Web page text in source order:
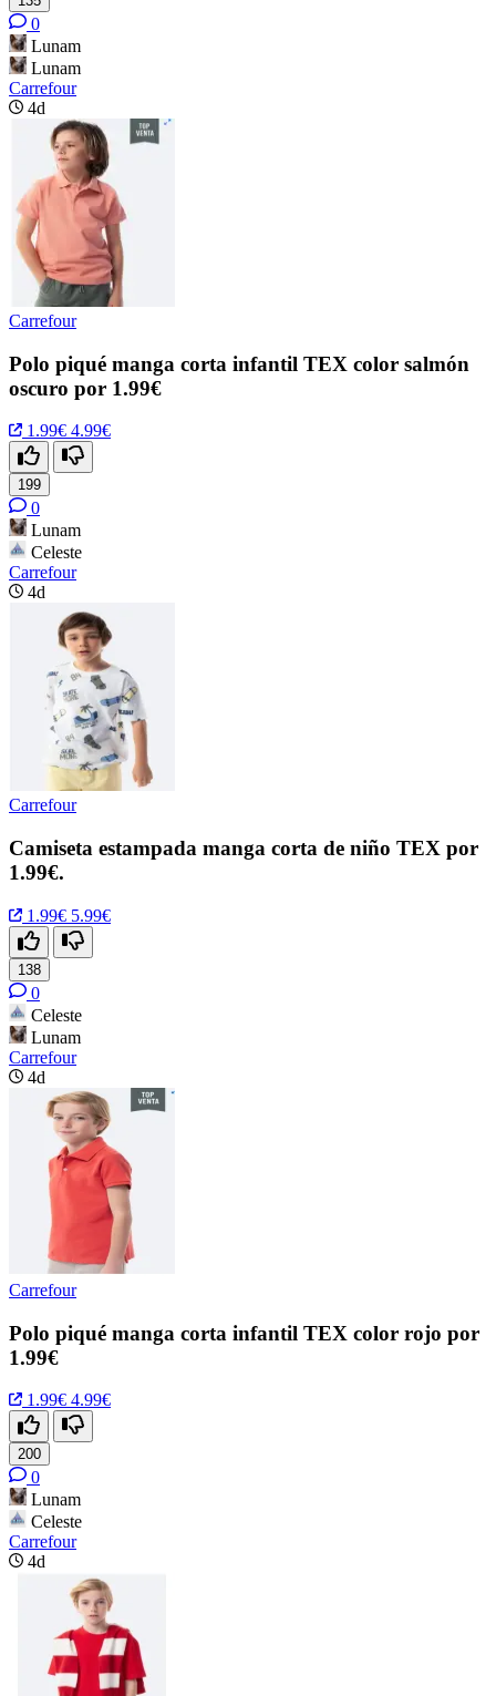
0
Lunam
Lunam
Carrefour
4d
Carrefour
Polo piqué manga corta infantil TEX color salmón
oscuro por 1.99€
1.99€ 4.99€
199
0
Lunam
Celeste
Carrefour
4d
Carrefour
Camiseta estampada manga corta de niño TEX por
1.99€.
1.99€ 5.99€
138
0
Celeste
Lunam
Carrefour
4d
Carrefour
Polo piqué manga corta infantil TEX color rojo por
1.99€
1.99€ 4.99€
200
0
Lunam
Celeste
Carrefour
4d